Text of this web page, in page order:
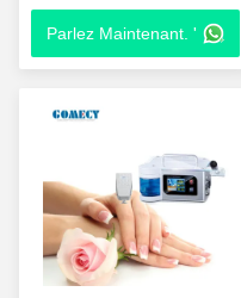
à ongles 5000 RPM -
32500 RPM
Parlez Maintenant. '